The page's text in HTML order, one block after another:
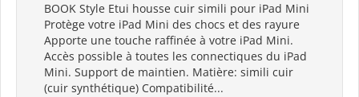
BOOK Style Etui housse cuir simili pour iPad Mini
Protège votre iPad Mini des chocs et des rayure
Apporte une touche raffinée à votre iPad Mini.
Accès possible à toutes les connectiques du iPad
Mini. Support de maintien. Matière: simili cuir
(cuir synthétique) Compatibilité...